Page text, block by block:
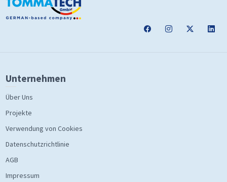
Unternehmen
Über Uns
Projekte
Verwendung von Cookies
Datenschutzrichtlinie
AGB
Impressum